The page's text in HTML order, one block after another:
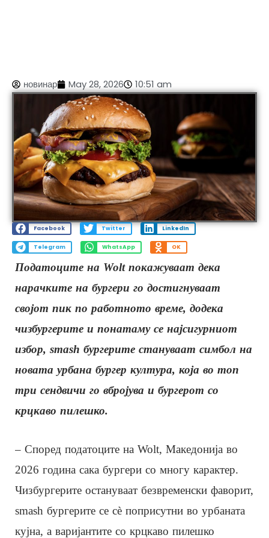
новинар May 28, 2026 10:51 am
Facebook Twitter LinkedIn
Telegram WhatsApp OK
Податоците на Wolt покажуваат дека
нарачките на бургери го достигнуваат
својот пик по работното време, додека
чизбургерите и понатаму се најсигурниот
избор, smash бургерите стануваат симбол на
новата урбана бургер култура, која во топ
три сендвичи го вбројува и бургерот со
крцкаво пилешко.
– Според податоците на Wolt, Македонија во
2026 година сака бургери со многу карактер.
Чизбургерите остануваат безвременски фаворит,
smash бургерите се сè поприсутни во урбаната
кујна, а варијантите со крцкаво пилешко